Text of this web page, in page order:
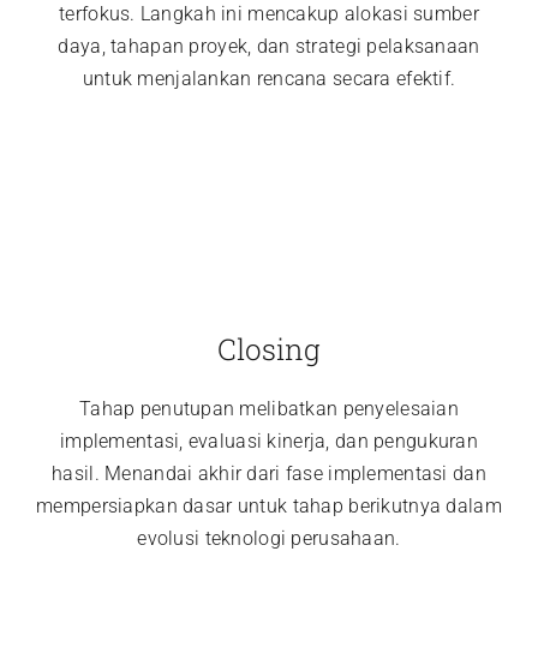
terfokus. Langkah ini mencakup alokasi sumber
daya, tahapan proyek, dan strategi pelaksanaan
untuk menjalankan rencana secara efektif.
Closing
Tahap penutupan melibatkan penyelesaian
implementasi, evaluasi kinerja, dan pengukuran
hasil. Menandai akhir dari fase implementasi dan
mempersiapkan dasar untuk tahap berikutnya dalam
evolusi teknologi perusahaan.